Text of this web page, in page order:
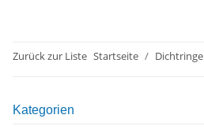
Zurück zur Liste Startseite Dichtringe
Kategorien